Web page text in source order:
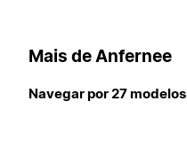
Mais de Anfernee
Navegar por 27 modelos